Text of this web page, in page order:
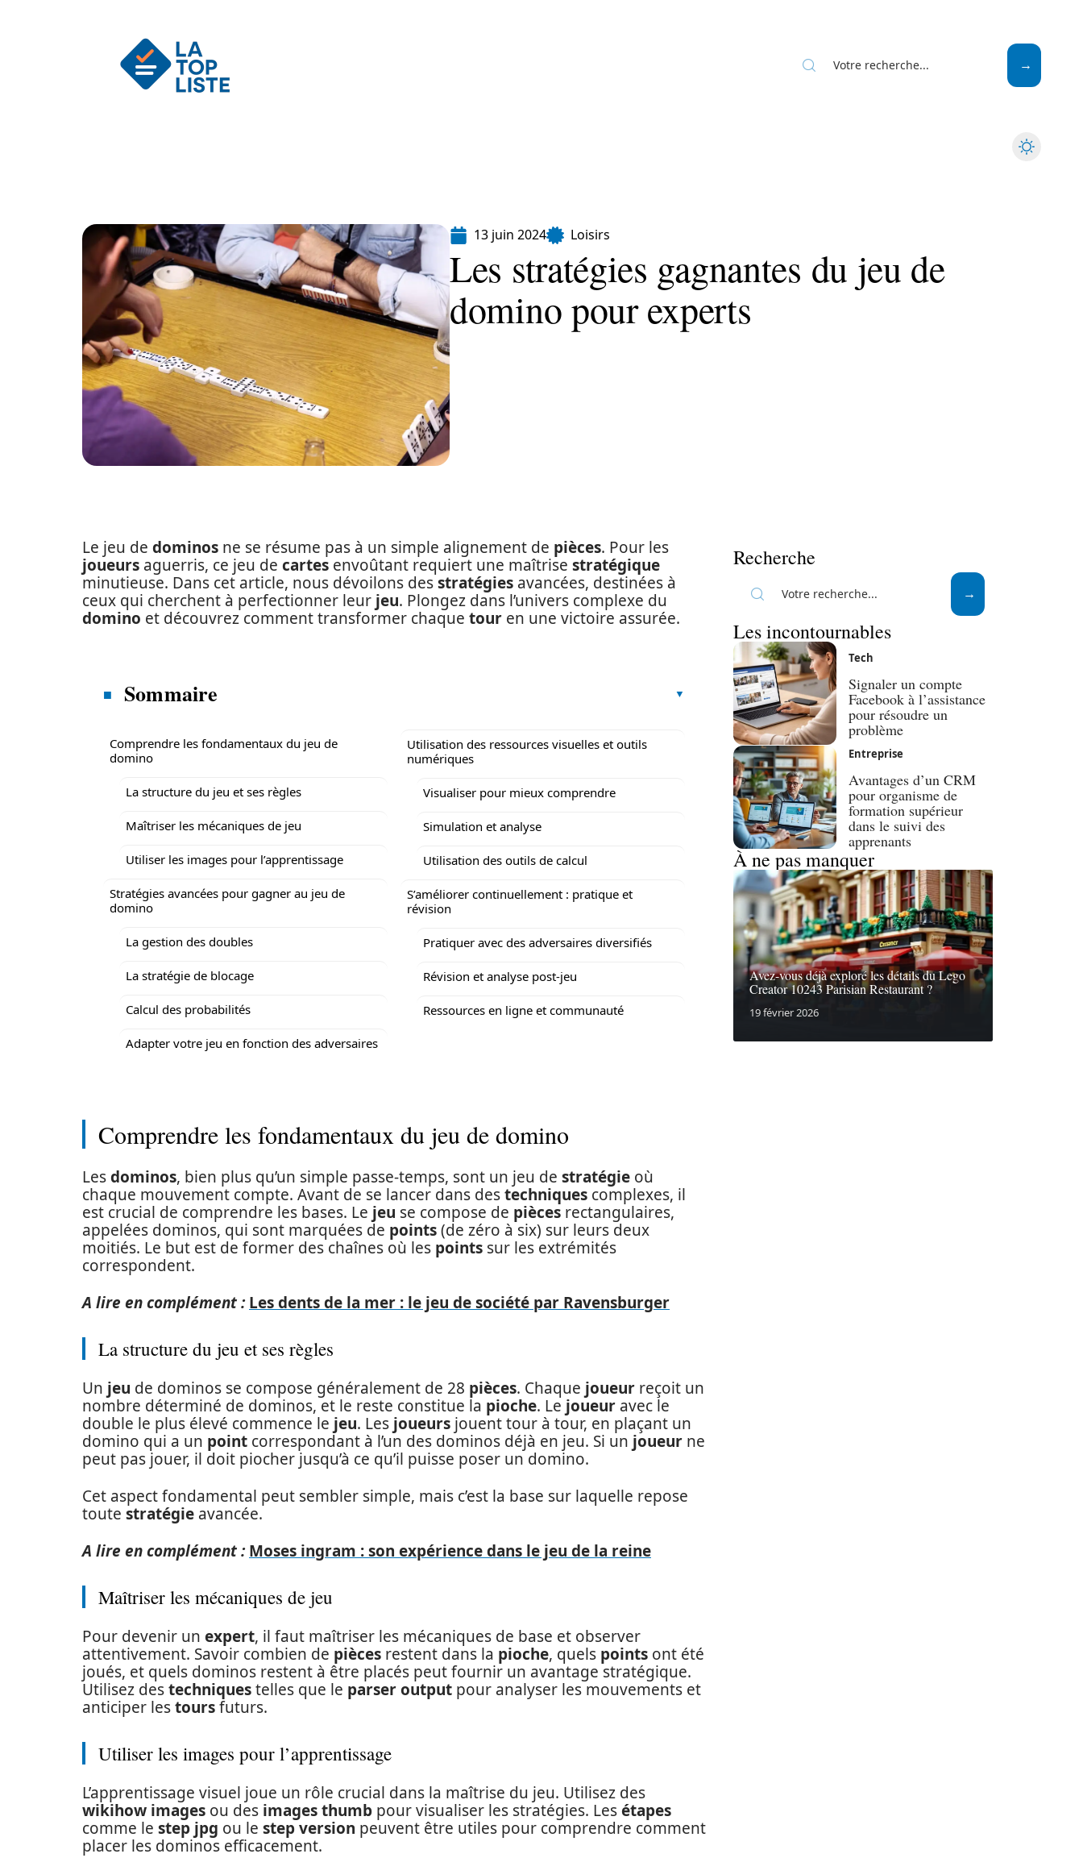
13 juin 2024 Loisirs
Les stratégies gagnantes du jeu de
domino pour experts
Le jeu de dominos ne se résume pas à un simple alignement de pièces. Pour les
joueurs aguerris, ce jeu de cartes envoûtant requiert une maîtrise stratégique
minutieuse. Dans cet article, nous dévoilons desstratégies avancées, destinées à
ceux qui cherchent à perfectionner leur jeu. Plongez dans l’univers complexe du
domino et découvrez comment transformer chaque tour en une victoire assurée.
Sommaire
Comprendre les fondamentaux du jeu de
domino
La structure du jeu et ses règles
Maîtriser les mécaniques de jeu
Utiliser les images pour l’apprentissage
Stratégies avancées pour gagner au jeu de
domino
La gestion des doubles
La stratégie de blocage
Calcul des probabilités
Adapter votre jeu en fonction des adversaires
Utilisation des ressources visuelles et outils
numériques
Visualiser pour mieux comprendre
Simulation et analyse
Utilisation des outils de calcul
S’améliorer continuellement : pratique et
révision
Pratiquer avec des adversaires diversifiés
Révision et analyse post-jeu
Ressources en ligne et communauté
Comprendre les fondamentaux du jeu de domino
Lesdominos, bien plus qu’un simple passe-temps, sont un jeu de stratégie où
chaque mouvement compte. Avant de se lancer dans destechniques complexes, il
est crucial de comprendre les bases. Le jeu se compose de pièces rectangulaires,
appelées dominos, qui sont marquées de points(de zéro à six) sur leurs deux
moitiés. Le but est de former des chaînes où les points sur les extrémités
correspondent.
A lire en complément : Les dents de la mer : le jeu de société par Ravensburger
La structure du jeu et ses règles
Un jeu de dominos se compose généralement de 28 pièces. Chaque joueur reçoit un
nombre déterminé de dominos, et le reste constitue la pioche. Le joueur avec le
double le plus élevé commence le jeu. Les joueurs jouent tour à tour, en plaçant un
domino qui a un point correspondant à l’un des dominos déjà en jeu. Si un joueur ne
peut pas jouer, il doit piocher jusqu’à ce qu’il puisse poser un domino.
Cet aspect fondamental peut sembler simple, mais c’est la base sur laquelle repose
toute stratégie avancée.
A lire en complément : Moses ingram : son expérience dans le jeu de la reine
Maîtriser les mécaniques de jeu
Pour devenir un expert, il faut maîtriser les mécaniques de base et observer
attentivement. Savoir combien de pièces restent dans la pioche, quels points ont été
joués, et quels dominos restent à être placés peut fournir un avantage stratégique.
Utilisez destechniquestelles que le parser output pour analyser les mouvements et
anticiper lestoursfuturs.
Utiliser les images pour l’apprentissage
L’apprentissage visuel joue un rôle crucial dans la maîtrise du jeu. Utilisez des
wikihow images ou des images thumb pour visualiser les stratégies. Lesétapes
comme le step jpg ou le step version peuvent être utiles pour comprendre comment
placer les dominos efficacement.
Recherche
Les incontournables
Tech
Signaler un compte
Facebook à l’assistance
pour résoudre un
problème
Entreprise
Avantages d’un CRM
pour organisme de
formation supérieur
dans le suivi des
apprenants
À ne pas manquer
Avez-vous déjà exploré les détails du Lego
Creator 10243 Parisian Restaurant ?
19 février 2026